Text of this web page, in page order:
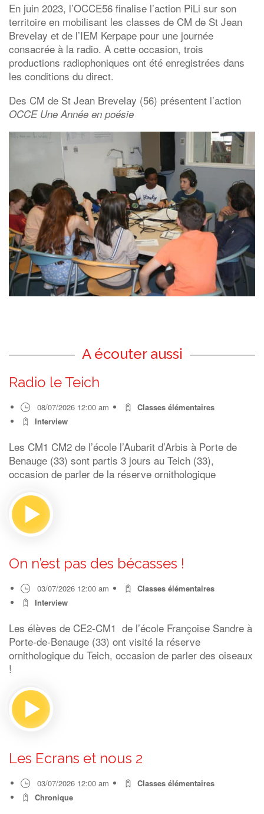
En juin 2023, l’OCCE56 finalise l’action PiLi sur son
territoire en mobilisant les classes de CM de St Jean
Brevelay et de l’IEM Kerpape pour une journée
consacrée à la radio. A cette occasion, trois
productions radiophoniques ont été enregistrées dans
les conditions du direct.
Des CM de St Jean Brevelay (56) présentent l’action
OCCE Une Année en poésie
A écouter aussi
Radio le Teich
08/07/2026 12:00 am
Classes élémentaires
Interview
Les CM1 CM2 de l’école l’Aubarit d’Arbis à Porte de
Benauge (33) sont partis 3 jours au Teich (33),
occasion de parler de la réserve ornithologique
On n’est pas des bécasses !
03/07/2026 12:00 am
Classes élémentaires
Interview
Les élèves de CE2-CM1 de l’école Françoise Sandre à
Porte-de-Benauge (33) ont visité la réserve
ornithologique du Teich, occasion de parler des oiseaux
!
Les Ecrans et nous 2
03/07/2026 12:00 am
Classes élémentaires
Chronique